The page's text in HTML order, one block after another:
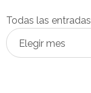
Todas las entradas
Elegir mes